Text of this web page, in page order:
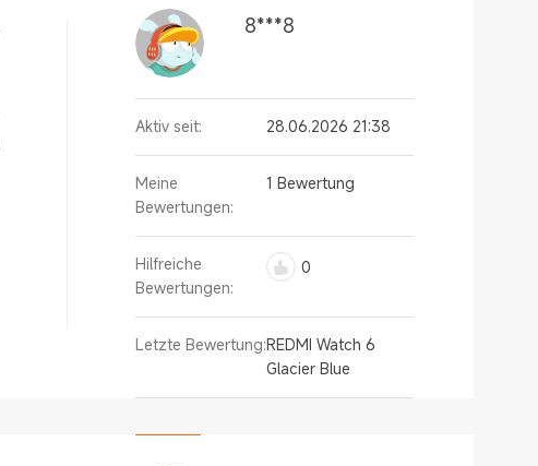
8***8
Aktiv seit: 28.06.2026 21:38
Meine
Bewertungen:
1 Bewertung
Hilfreiche
Bewertungen:
0
Letzte Bewertung:REDMI Watch 6
Glacier Blue